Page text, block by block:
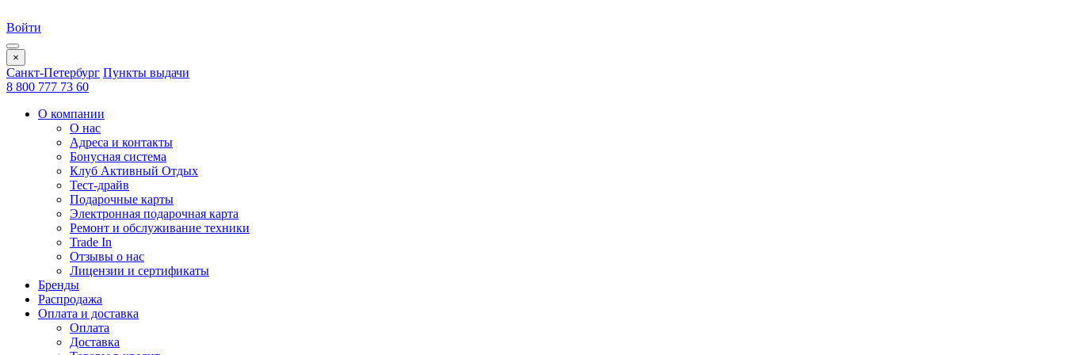
Войти
×
Санкт-Петербург Пункты выдачи
8 800 777 73 60
О компании
О нас
Адреса и контакты
Бонусная система
Клуб Активный Отдых
Тест-драйв
Подарочные карты
Электронная подарочная карта
Ремонт и обслуживание техники
Trade In
Отзывы о нас
Лицензии и сертификаты
Бренды
Распродажа
Оплата и доставка
Оплата
Доставка